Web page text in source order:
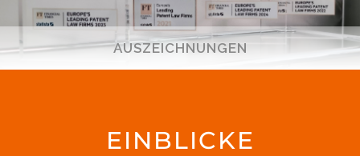
AUSZEICHNUNGEN
EINBLICKE